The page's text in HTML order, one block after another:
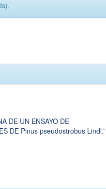
DE UN ENSAYO DE
DE Pinus pseudostrobus Lindl.”